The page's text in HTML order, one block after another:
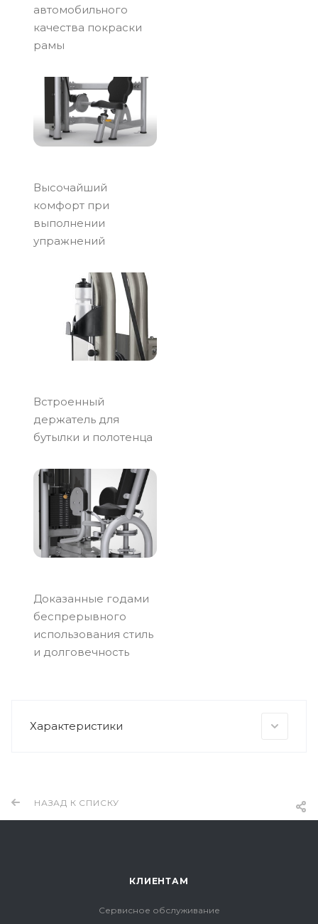
автомобильного
качества покраски
рамы
Высочайший
комфорт при
выполнении
упражнений
Встроенный
держатель для
бутылки и полотенца
Доказанные годами
беспрерывного
использования стиль
и долговечность
Характеристики
НАЗАД К СПИСКУ
КЛИЕНТАМ
Сервисное обслуживание